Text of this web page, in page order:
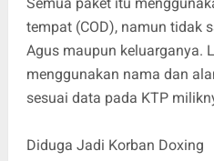
tempat (COD), namun tidak
Agus maupun keluarganya.
menggunakan nama dan
sesuai data pada KTP
Diduga Jadi Korban Doxing